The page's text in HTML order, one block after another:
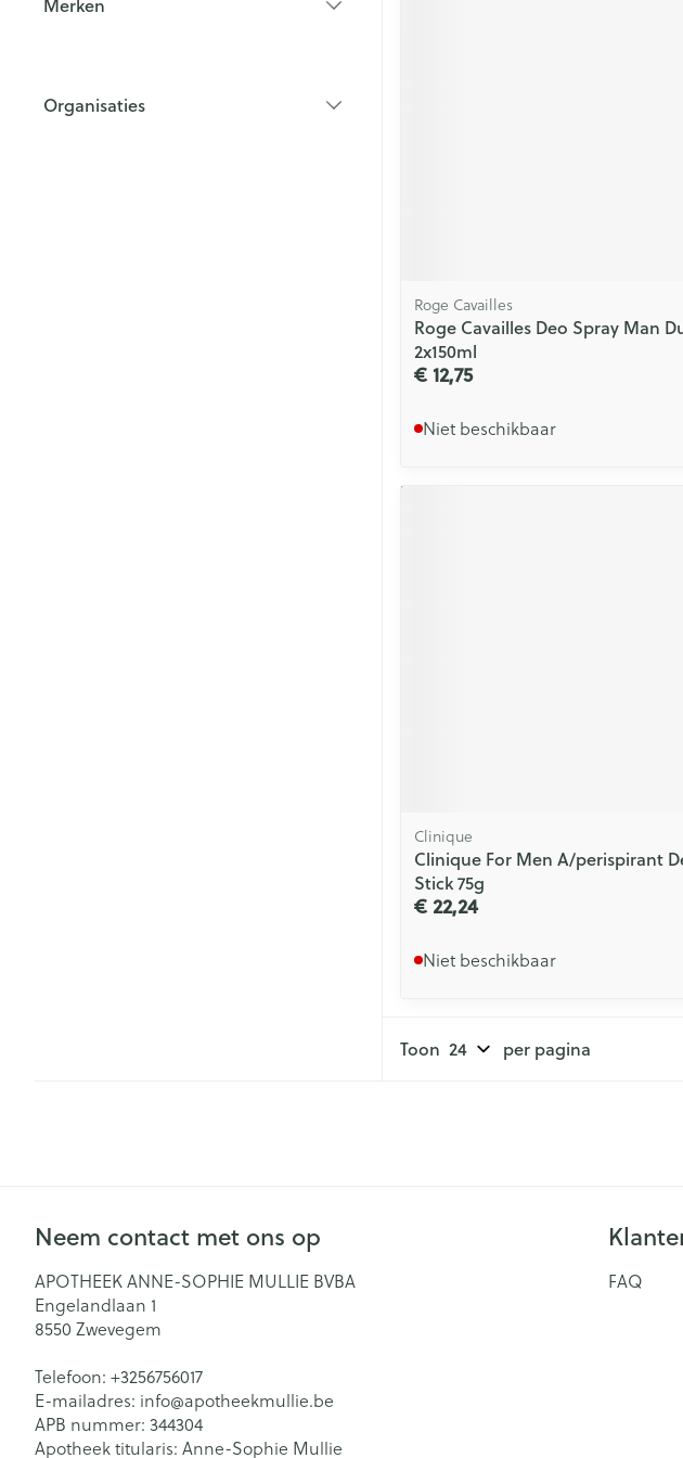
Organisaties
Roge Cavailles
Roge Cavailles Deo Spray Man
2x150ml
€ 12,75
Niet beschikbaar
Clinique
Clinique For Men A/perispirant
Stick 75g
€ 22,24
Niet beschikbaar
Toon per pagina
Neem contact met ons op
APOTHEEK ANNE-SOPHIE MULLIE BVBA
Engelandlaan 1
8550 Zwevegem
Telefoon: +3256756017
E-mailadres: info@apotheekmullie.be
APB nummer: 344304
Apotheek titularis: Anne-Sophie Mullie
FAQ